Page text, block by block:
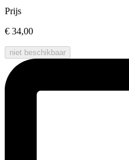
Prijs
€ 34,00
niet beschikbaar